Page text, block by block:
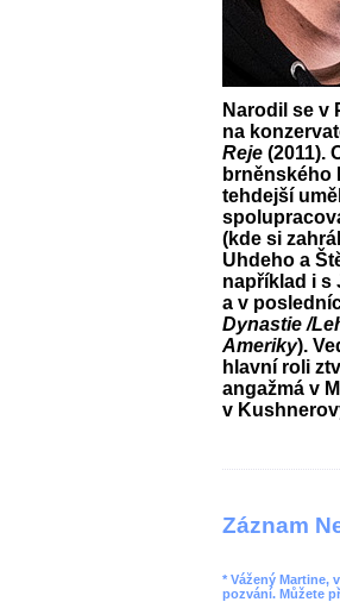
Narodil se v
na
Reje (2011).
brněnského
tehdejší
(kde si
Uhdeho a
například i s
a v
Dynastie /
Ameriky).
hlavní roli
angažmá v
v
Záznam
* Vážený Martine,
pozvání. Můžete